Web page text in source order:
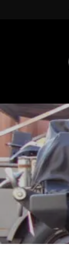
キ
ッ
プ
に
移
動